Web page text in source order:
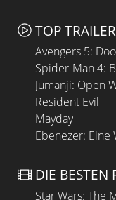
TOP TRAILER
Avengers 5:
Spider-Man 4:
Jumanji: Open
Resident Evil
Mayday
Ebenezer: Eine
DIE BESTEN
Star Wars: The